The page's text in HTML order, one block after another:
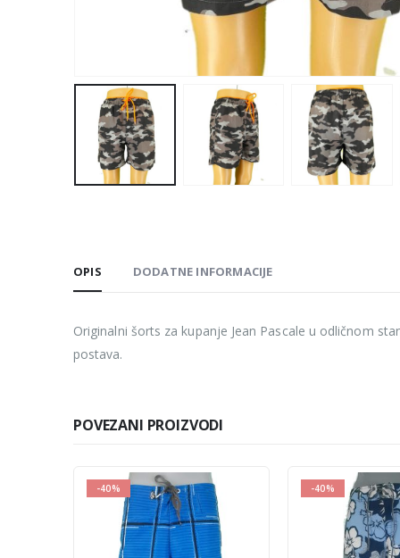
OPIS DODATNE INFORMACIJE
Originalni šorts za kupanje Jean Pascale u odličnom
postava.
POVEZANI PROIZVODI
-40% -40%